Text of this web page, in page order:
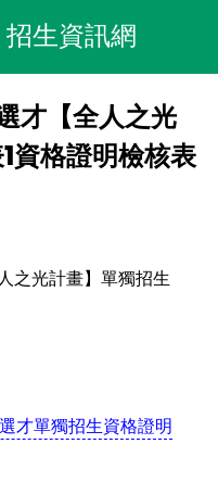
生資訊網
才【全人之光
資格證明檢核表
之光計畫】單獨招生
才單獨招生資格證明